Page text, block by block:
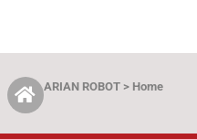
ARIAN ROBOT > Home